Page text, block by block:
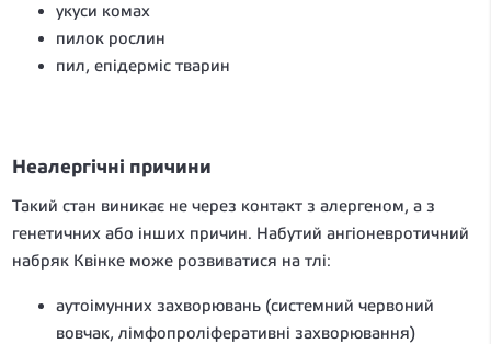
укуси комах
пилок рослин
пил, епідерміс тварин
Неалергічні причини
Такий стан виникає не через контакт з алергеном, а з
генетичних або інших причин. Набутий ангіоневротичний
набряк Квінке може розвиватися на тлі:
аутоімунних захворювань (системний червоний
вовчак, лімфопроліферативні захворювання)